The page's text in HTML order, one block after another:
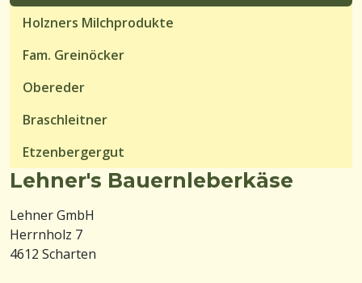
Holzners Milchprodukte
Fam. Greinöcker
Obereder
Braschleitner
Etzenbergergut
Lehner's Bauernleberkäse
Lehner GmbH
Herrnholz 7
4612 Scharten